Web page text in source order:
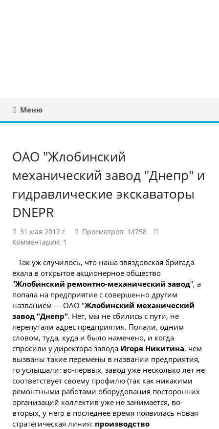
Меню
ОАО "Жлобинский
механический завод "Днепр" и
гидравлические экскаваторы
DNEPR
31 мая 2012 г.
Просмотров: 14758
Комментарии: 1
Так уж случилось, что наша звяздовская бригада
ехала в открытое акционерное общество
"Жлобинский ремонтно-механический завод", а
попала на предприятие с совершенно другим
названием — ОАО "Жлобинский механический
завод "Днепр". Нет, мы не сбились с пути, не
перепутали адрес предприятия. Попали, одним
словом, туда, куда и было намечено, и когда
спросили у директора завода Игоря Никитина, чем
вызваны такие перемены в названии предприятия,
то услышали: во-первых, завод уже несколько лет не
соответствует своему профилю (так как никакими
ремонтными работами оборудования посторонних
организаций коллектив уже не занимается, во-
вторых, у него в последнее время появилась новая
стратегическая линия: производство